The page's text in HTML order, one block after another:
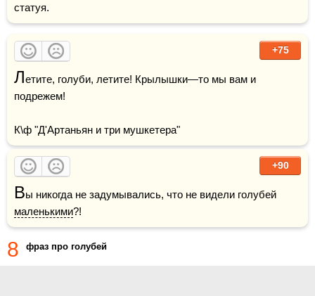
статуя.
+75
Летите, голуби, летите! Крылышки—то мы вам и
подрежем!
К\ф "Д'Артаньян и три мушкетера"
+90
В
маленькими?!
8 фраз про голубей